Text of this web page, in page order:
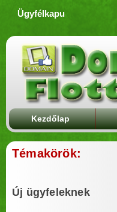
Ügyfélkapu
Kezdőlap
Témakörök:
Új ügyfeleknek